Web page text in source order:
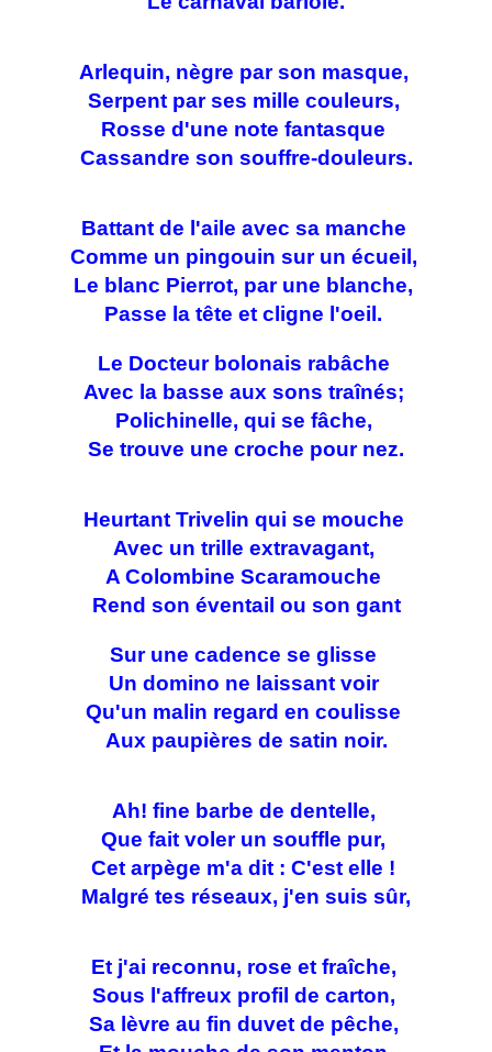
Arlequin, nègre par son masque,
Serpent par ses mille couleurs,
Rosse d'une note fantasque
Cassandre son souffre-douleurs.
Battant de l'aile avec sa manche
Comme un pingouin sur un écueil,
Le blanc Pierrot, par une blanche,
Passe la tête et cligne l'oeil.
Le Docteur bolonais rabâche
Avec la basse aux sons traînés;
Polichinelle, qui se fâche,
Se trouve une croche pour nez.
Heurtant Trivelin qui se mouche
Avec un trille extravagant,
A Colombine Scaramouche
Rend son éventail ou son gant
Sur une cadence se glisse
Un domino ne laissant voir
Qu'un malin regard en coulisse
Aux paupières de satin noir.
Ah! fine barbe de dentelle,
Que fait voler un souffle pur,
Cet arpège m'a dit : C'est elle !
Malgré tes réseaux, j'en suis sûr,
Et j'ai reconnu, rose et fraîche,
Sous l'affreux profil de carton,
Sa lèvre au fin duvet de pêche,